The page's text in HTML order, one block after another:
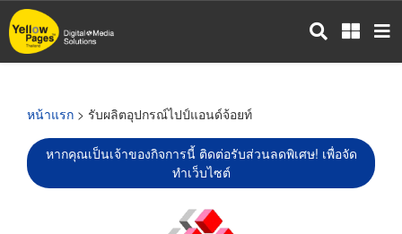
ข้าม
ไป
หน้าแรก > รับผลิตอุปกรณ์ไปป์แอนด์จ้อยท์
หากคุณเป็นเจ้าของกิจการนี้ ติดต่อรับส่วนลดพิเศษ! เพื่อจัด
ทำเว็บไซต์